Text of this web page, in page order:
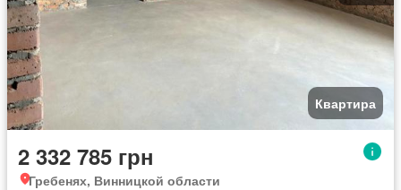
Квартира
2 332 785 грн
Гребенях, Винницкой области